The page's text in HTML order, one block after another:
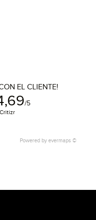
EL CLIENTE!
/5
Powered by evermaps ©